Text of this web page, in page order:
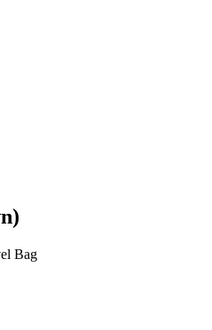
Bag